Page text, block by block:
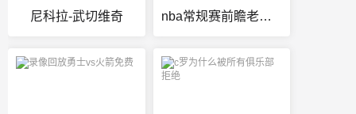
尼科拉-武切维奇 nba常规赛前瞻老鹰vs灰熊